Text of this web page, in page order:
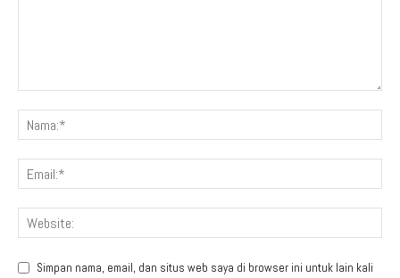
Simpan nama, email, dan situs web saya di browser ini untuk lain kali